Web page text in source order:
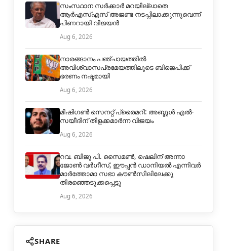
സംസ്ഥാന സർക്കാർ മറയില്ലാതെ
ആർഎസ്എസ് അജണ്ട നടപ്പിലാക്കുന്നുവെന്ന്
പിണറായി വിജയൻ
Aug 6, 2026
നാരങ്ങാനം പഞ്ചായത്തില്‍
അവിശ്വാസപ്രമേയത്തിലൂടെ ബിജെപിക്ക്
ഭരണം നഷ്ടമായി
Aug 6, 2026
മിഷിഗൺ സെനറ്റ് പ്രൈമറി: അബ്ദുൾ എൽ-
സയീദിന് തിളക്കമാർന്ന വിജയം
Aug 6, 2026
റവ. ബിജു പി. സൈമൺ, ഷെലിന് അന്നാ
ജോൺ വർഗീസ്, ഈപ്പൻ ഡാനിയൽ എന്നിവർ
മാർത്തോമാ സഭാ കൗൺസിലിലേക്കു
തിരഞ്ഞെടുക്കപ്പെട്ടു
Aug 6, 2026
SHARE